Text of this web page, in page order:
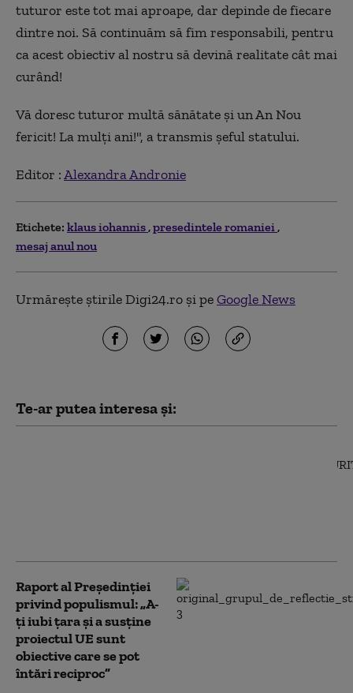
tuturor este tot mai aproape, dar depinde de fiecare
dintre noi. Să continuăm să fim responsabili, pentru
ca acest obiectiv al nostru să devină realitate cât mai
curând!
Vă doresc tuturor multă sănătate și un An Nou
fericit! La mulți ani!", a transmis șeful statului.
Editor :Alexandra Andronie
Etichete: klaus iohannis presedintele romaniei
mesaj anul nou
Urmărește știrile Digi24.ro și peGoogle News
Te-ar putea interesa și:
Raport al Președinției
privind populismul: „A-
ţi iubi ţara şi a susţine
proiectul UE sunt
obiective care se pot
întări reciproc”